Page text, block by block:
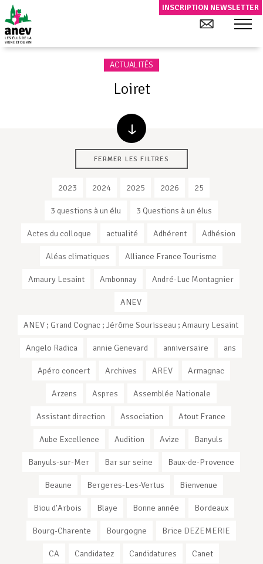
INSCRIPTION NEWSLETTER
ACTUALITÉS
Loiret
FERMER LES FILTRES
2023 2024 2025 2026 25
3 questions à un élu 3 Questions à un élus
Actes du colloque actualité Adhérent Adhésion
Aléas climatiques Alliance France Tourisme
Amaury Lesaint Ambonnay André-Luc Montagnier
ANEV
ANEV ; Grand Cognac ; Jérôme Sourisseau ; Amaury Lesaint
Angelo Radica annie Genevard anniversaire ans
Apéro concert Archives AREV Armagnac
Arzens Aspres Assemblée Nationale
Assistant direction Association Atout France
Aube Excellence Audition Avize Banyuls
Banyuls-sur-Mer Bar sur seine Baux-de-Provence
Beaune Bergeres-Les-Vertus Bienvenue
Biou d'Arbois Blaye Bonne année Bordeaux
Bourg-Charente Bourgogne Brice DEZEMERIE
CA Candidatez Candidatures Canet